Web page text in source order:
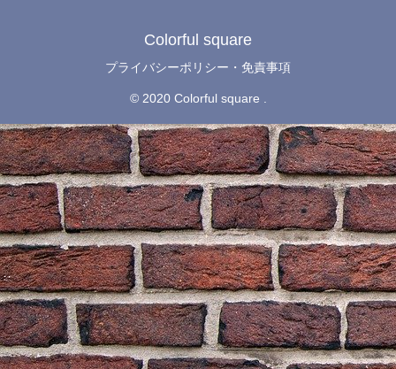
Colorful square
プライバシーポリシー・免責事項
© 2020 Colorful square .